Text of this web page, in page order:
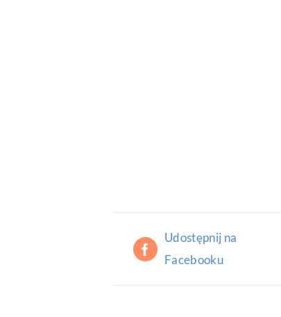
Udostępnij na
Facebooku